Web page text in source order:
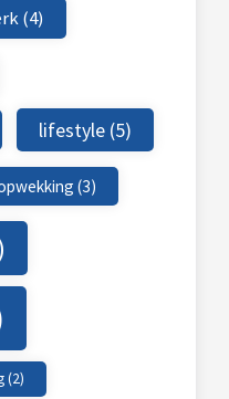
(4)
lifestyle (5)
(3)
(2)